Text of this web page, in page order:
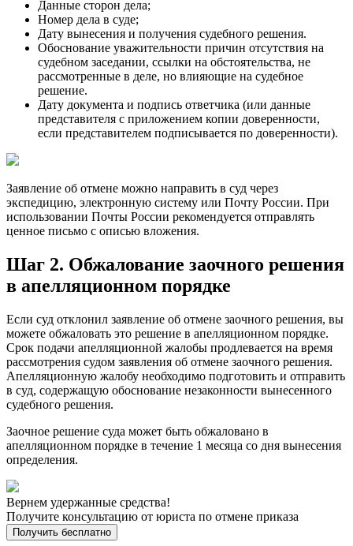
Данные сторон дела;
Номер дела в суде;
Дату вынесения и получения судебного решения.
Обоснование уважительности причин отсутствия на
судебном заседании, ссылки на обстоятельства, не
рассмотренные в деле, но влияющие на судебное
решение.
Дату документа и подпись ответчика (или данные
представителя с приложением копии доверенности,
если представителем подписывается по доверенности).
Заявление об отмене можно направить в суд через
экспедицию, электронную систему или Почту России. При
использовании Почты России рекомендуется отправлять
ценное письмо с описью вложения.
Шаг 2. Обжалование заочного решения
в апелляционном порядке
Если суд отклонил заявление об отмене заочного решения, вы
можете обжаловать это решение в апелляционном порядке.
Срок подачи апелляционной жалобы продлевается на время
рассмотрения судом заявления об отмене заочного решения.
Апелляционную жалобу необходимо подготовить и отправить
в суд, содержащую обоснование незаконности вынесенного
судебного решения.
Заочное решение суда может быть обжаловано в
апелляционном порядке в течение 1 месяца со дня вынесения
определения.
Вернем удержанные средства!
Получите консультацию от юриста по отмене приказа
Получить бесплатно